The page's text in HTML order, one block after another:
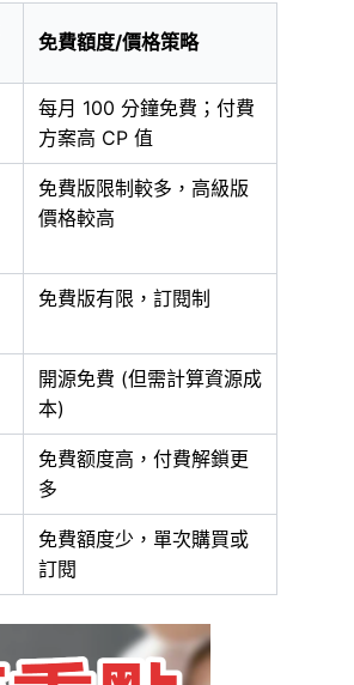
免費額度/價格策略
每月 100 分鐘免費；付費
方案高 CP 值
免費版限制較多，高級版
價格較高
免費版有限，訂閱制
開源免費 (但需計算資源成
本)
免費额度高，付費解鎖更
多
免費額度少，單次購買或
訂閱